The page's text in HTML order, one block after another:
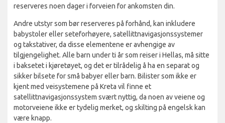
reserveres noen dager i forveien for ankomsten din.
Andre utstyr som bør reserveres på forhånd, kan inkludere
babystoler eller seteforhøyere, satellittnavigasjonssystemer
og takstativer, da disse elementene er avhengige av
tilgjengelighet. Alle barn under ti år som reiser i Hellas, må sitte
i baksetet i kjøretøyet, og det er tilrådelig å ha en separat og
sikker bilsete for små babyer eller barn. Bilister som ikke er
kjent med veisystemene på Kreta vil finne et
satellittnavigasjonssystem svært nyttig, da noen av veiene og
motorveiene ikke er tydelig merket, og skilting på engelsk kan
være knapp.